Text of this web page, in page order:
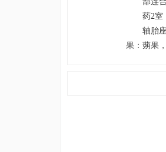
药2室
轴胎
果 ： 蒴果